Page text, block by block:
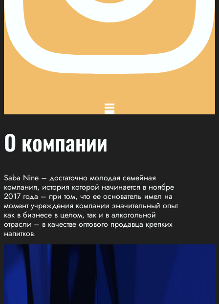
О компании
Saba Nine – достаточно молодая семейная
компания, история которой начинается в ноябре
2017 года – при том, что ее основатель имел на
момент учреждения компании значительный опыт
как в бизнесе в целом, так и в алкогольной
отрасли – в качестве оптового продавца крепких
напитков.